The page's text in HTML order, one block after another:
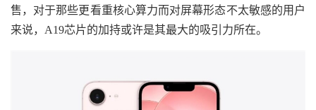
售，对于那些更看重核心算力而对屏幕形态不太敏感的用户
来说，A19芯片的加持或许是其最大的吸引力所在。